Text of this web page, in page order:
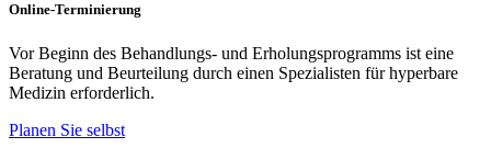
Online-Terminierung
Vor Beginn des Behandlungs- und Erholungsprogramms ist eine
Beratung und Beurteilung durch einen Spezialisten für hyperbare
Medizin erforderlich.
Planen Sie selbst